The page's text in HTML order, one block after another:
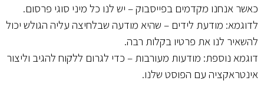
כאשר אנחנו מקדמים בפייסבוק – יש לנו כל מיני סוגי פרסום.
לדוגמא: מודעת לידים – שהיא מודעה שבלחיצה עליה הגולש יכול
להשאיר לנו את פרטיו בקלות רבה.
דוגמא נוספת: מודעות מעורבות – כדי לגרום ללקוח להגיב וליצור
אינטראקציה עם הפוסט שלנו.